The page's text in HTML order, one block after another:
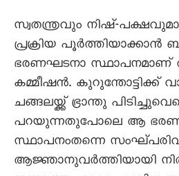
സ്വതന്ത്രവും നിഷ്-
പ്രക്രിയ പൂർത്തിയാക്കാൻ
ഭരണഘടനാ സ്ഥാപനമാണ്
കമ്മീഷൻ. കുറുന്തോട്ടിക്ക്
ചങ്ങലയ്ക്ക് ഭ്രാന്തു
പറയുന്നതുപോലെ ആ
സ്ഥാപനംതന്നെ
ആജ്ഞാനുവർത്തിയായി